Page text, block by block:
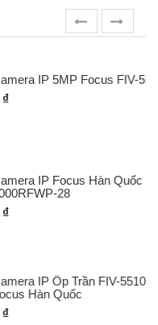
FIV-5510RAWP
Hàn Quốc FID-
FIV-5510RFWP-36